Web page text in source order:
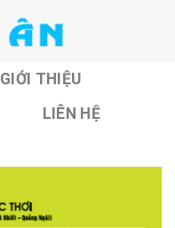
GIỚI THIỆU
LIÊN HỆ